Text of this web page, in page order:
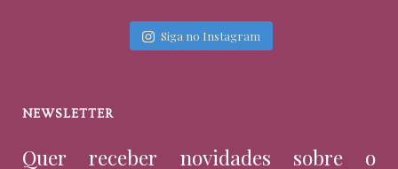
Siga no Instagram
NEWSLETTER
Quer receber novidades sobre o